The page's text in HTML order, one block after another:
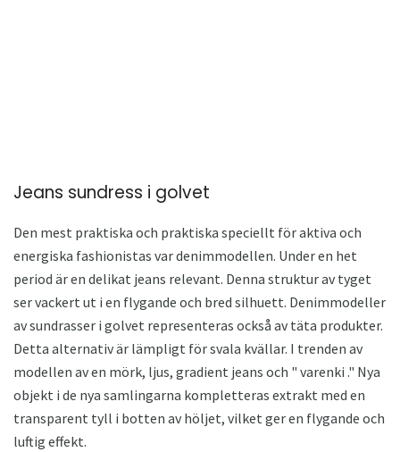
Jeans sundress i golvet
Den mest praktiska och praktiska speciellt för aktiva och
energiska fashionistas var denimmodellen. Under en het
period är en delikat jeans relevant. Denna struktur av tyget
ser vackert ut i en flygande och bred silhuett. Denimmodeller
av sundrasser i golvet representeras också av täta produkter.
Detta alternativ är lämpligt för svala kvällar. I trenden av
modellen av en mörk, ljus, gradient jeans och " varenki ." Nya
objekt i de nya samlingarna kompletteras extrakt med en
transparent tyll i botten av höljet, vilket ger en flygande och
luftig effekt.